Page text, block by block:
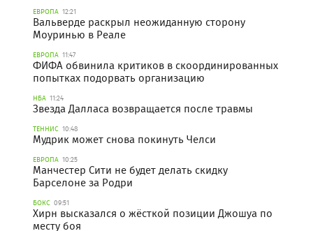
ЕВРОПА 12:21
Вальверде раскрыл неожиданную сторону
Моуринью в Реале
ЕВРОПА 11:47
ФИФА обвинила критиков в скоординированных
попытках подорвать организацию
НБА 11:24
Звезда Далласа возвращается после травмы
ТЕННИС 10:48
Мудрик может снова покинуть Челси
ЕВРОПА 10:25
Манчестер Сити не будет делать скидку
Барселоне за Родри
БОКС 09:51
Хирн высказался о жёсткой позиции Джошуа по
месту боя